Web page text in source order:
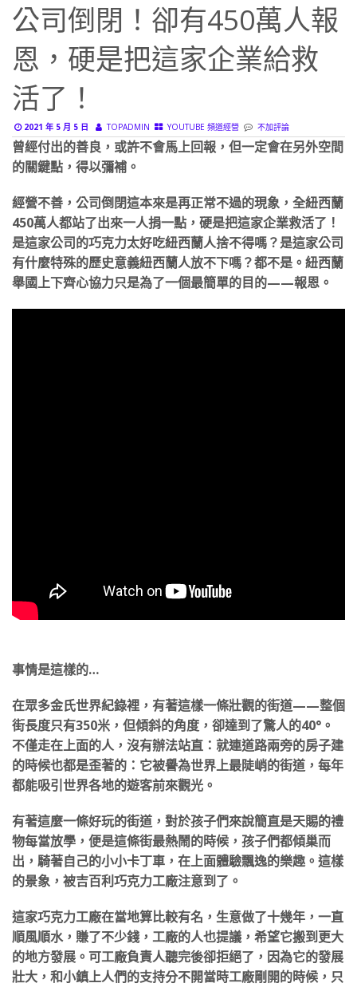
公司倒閉！卻有450萬人報
恩，硬是把這家企業給救
活了！
2021 年 5 月 5 日 TOPADMIN YOUTUBE 頻道經營 不加評論
曾經付出的善良，或許不會馬上回報，但一定會在另外空間
的關鍵點，得以彌補。
經營不善，公司倒閉這本來是再正常不過的現象，全紐西蘭
450萬人都站了出來一人捐一點，硬是把這家企業救活了！
是這家公司的巧克力太好吃紐西蘭人捨不得嗎？是這家公司
有什麼特殊的歷史意義紐西蘭人放不下嗎？都不是。紐西蘭
舉國上下齊心協力只是為了一個最簡單的目的——報恩。
事情是這樣的…
在眾多金氏世界紀錄裡，有著這樣一條壯觀的街道——整個
街長度只有350米，但傾斜的角度，卻達到了驚人的40°。
不僅走在上面的人，沒有辦法站直：就連道路兩旁的房子建
的時候也都是歪著的：它被譽為世界上最陡峭的街道，每年
都能吸引世界各地的遊客前來觀光。
有著這麼一條好玩的街道，對於孩子們來說簡直是天賜的禮
物每當放學，便是這條街最熱鬧的時候，孩子們都傾巢而
出，騎著自己的小小卡丁車，在上面體驗飄逸的樂趣。這樣
的景象，被吉百利巧克力工廠注意到了。
這家巧克力工廠在當地算比較有名，生意做了十幾年，一直
順風順水，賺了不少錢，工廠的人也提議，希望它搬到更大
的地方發展。可工廠負責人聽完後卻拒絕了，因為它的發展
壯大，和小鎮上人們的支持分不開當時工廠剛開的時候，只